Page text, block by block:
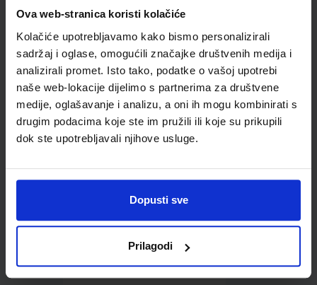
Ova web-stranica koristi kolačiće
Kolačiće upotrebljavamo kako bismo personalizirali
sadržaj i oglase, omogućili značajke društvenih medija i
analizirali promet. Isto tako, podatke o vašoj upotrebi
naše web-lokacije dijelimo s partnerima za društvene
medije, oglašavanje i analizu, a oni ih mogu kombinirati s
drugim podacima koje ste im pružili ili koje su prikupili
dok ste upotrebljavali njihove usluge.
Dopusti sve
Prilagodi
Omot PVC za školske
435x304; tip 165
0,85 €